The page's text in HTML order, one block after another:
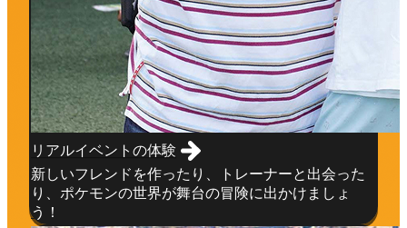
リアルイベントの体験
新しいフレンドを作ったり、トレーナーと出会った
り、ポケモンの世界が舞台の冒険に出かけましょ
う！